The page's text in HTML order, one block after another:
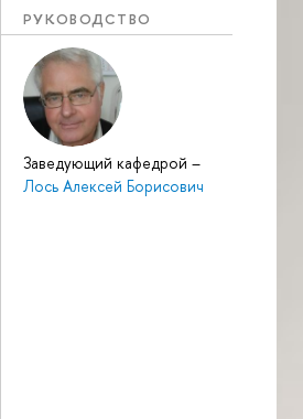
РУКОВОДСТВО
Заведующий кафедрой –
Лось Алексей Борисович